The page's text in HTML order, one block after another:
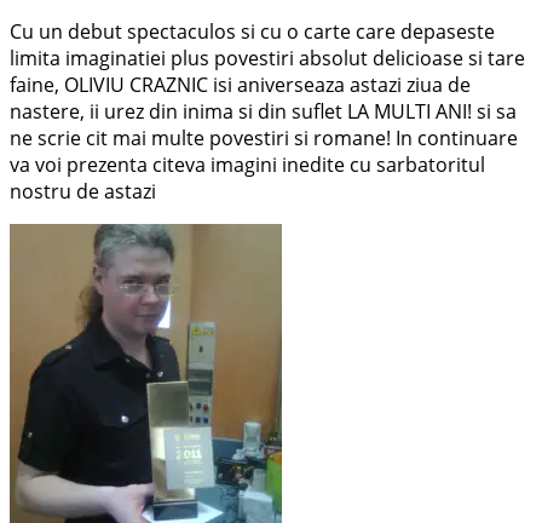
Cu un debut spectaculos si cu o carte care depaseste
limita imaginatiei plus povestiri absolut delicioase si tare
faine, OLIVIU CRAZNIC isi aniverseaza astazi ziua de
nastere, ii urez din inima si din suflet LA MULTI ANI! si sa
ne scrie cit mai multe povestiri si romane! In continuare
va voi prezenta citeva imagini inedite cu sarbatoritul
nostru de astazi